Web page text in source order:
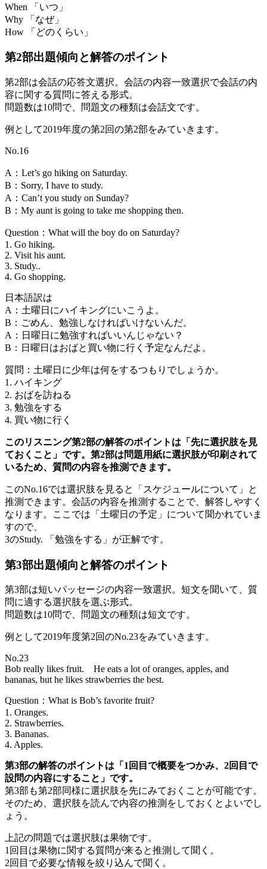
When 「いつ」
Why 「なぜ」
How 「どのくらい」
第2部出題傾向と解答のポイント
第2部は会話の応答文選択。会話の内容一致選択で会話の内
容に関する質問に答える形式。
問題数は10問で、問題文の種類は会話文です。
例として2019年度の第2回の第2部をみていきます。
No.16
A：Let’s go hiking on Saturday.
B：Sorry, I have to study.
A：Can’t you study on Sunday?
B：My aunt is going to take me shopping then.
Question：What will the boy do on Saturday?
1. Go hiking.
2. Visit his aunt.
3. Study..
4. Go shopping.
日本語訳は
A：土曜日にハイキングにいこうよ。
B：ごめん、勉強しなければいけないんだ。
A：日曜日に勉強すればいいんじゃない？
B：日曜日はおばと買い物に行く予定なんだよ。
質問：土曜日に少年は何をするつもりでしょうか。
1. ハイキング
2. おばを訪ねる
3. 勉強をする
4. 買い物に行く
このリスニング第2部の解答のポイントは「先に選択肢を見
ておくこと」です。第2部は問題用紙に選択肢が印刷されて
いるため、質問の内容を推測できます。
このNo.16では選択肢を見ると「スケジュールについて」と
推測できます。会話の内容を推測することで、解答しやすく
なります。ここでは「土曜日の予定」について聞かれていま
すので、
3のStudy. 「勉強をする」が正解です。
第3部出題傾向と解答のポイント
第3部は短いパッセージの内容一致選択。短文を聞いて、質
問に適する選択肢を選ぶ形式。
問題数は10問で、問題文の種類は短文です。
例として2019年度第2回のNo.23をみていきます。
No.23
Bob really likes fruit. He eats a lot of oranges, apples, and
bananas, but he likes strawberries the best.
Question：What is Bob’s favorite fruit?
1. Oranges.
2. Strawberries.
3. Bananas.
4. Apples.
第3部の解答のポイントは「1回目で概要をつかみ、2回目で
設問の内容にすること」です。
第3部も第2部同様に選択肢を先にみておくことが可能です。
そのため、選択肢を読んで内容の推測をしておくとよいでし
ょう。
上記の問題では選択肢は果物です。
1回目は果物に関する質問が来ると推測して聞く。
2回目で必要な情報を絞り込んで聞く。